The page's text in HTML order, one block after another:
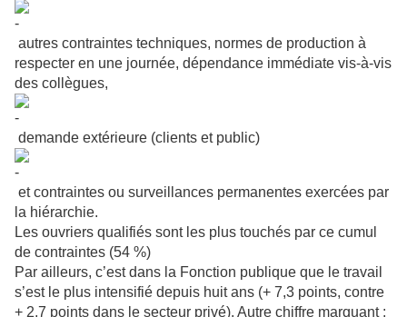
autres contraintes techniques, normes de production à
respecter en une journée, dépendance immédiate vis-à-vis
des collègues,
demande extérieure (clients et public)
et contraintes ou surveillances permanentes exercées par
la hiérarchie.
Les ouvriers qualifiés sont les plus touchés par ce cumul
de contraintes (54 %)
Par ailleurs, c’est dans la Fonction publique que le travail
s’est le plus intensifié depuis huit ans (+ 7,3 points, contre
+ 2,7 points dans le secteur privé). Autre chiffre marquant :